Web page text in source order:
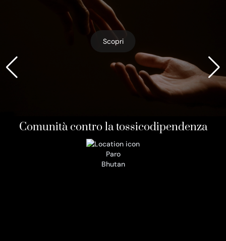
Scopri
Comunità contro la tossicodipendenza
Paro
Bhutan